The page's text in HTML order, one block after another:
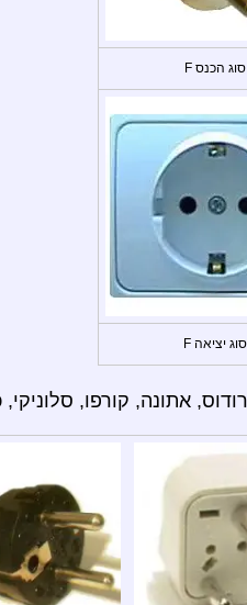
סוג הכנס F
סוג יציאה F
אתונה, קורפו, סלוניקי,